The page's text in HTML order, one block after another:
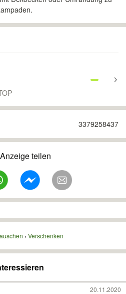
3379258437
teilen
Verschenken
20.11.2020